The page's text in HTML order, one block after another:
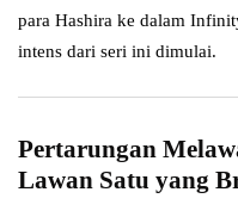
para Hashira ke dalam
intens dari seri ini dimulai.
Pertarungan
Lawan Satu yang